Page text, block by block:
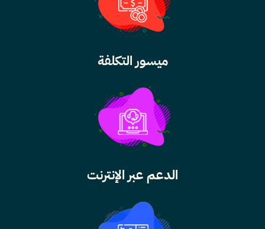
ميسور التكلفة
الدعم عبر الإنترنت